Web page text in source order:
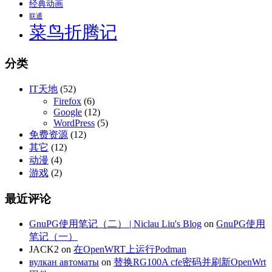
经典动画
联通
菜鸟折腾记
分类
IT天地 (52)
Firefox (6)
Google (12)
WordPress (5)
免费资源 (12)
其它 (12)
动漫 (4)
游戏 (2)
最近评论
GnuPG使用笔记（二） | Niclau Liu's Blog on GnuPG使用
笔记（一）
JACK2 on 在OpenWRT上运行Podman
вулкан автоматы on 替换RG100A cfe密码并刷新OpenWrt